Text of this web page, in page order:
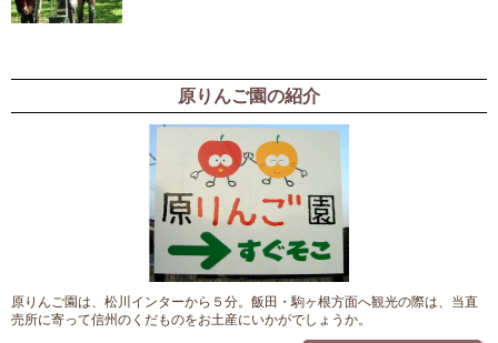
原りんご園の紹介
原りんご園は、松川インターから５分。飯田・駒ヶ根方面へ観光の際は、当直
売所に寄って信州のくだものをお土産にいかがでしょうか。